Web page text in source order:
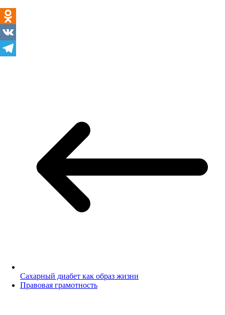
Odnoklassniki
VK
Сахарный диабет как образ жизни
Правовая грамотность